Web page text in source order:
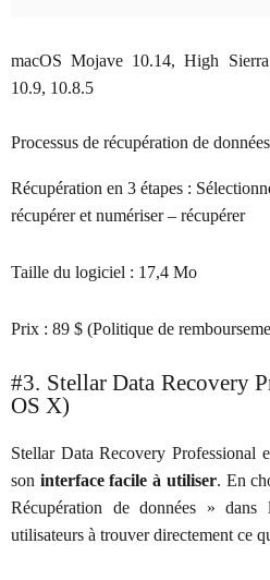
macOS Mojave 10.14, High
10.9, 10.8.5
Processus de récupération de données
Récupération en 3 étapes :
récupérer et numériser – récupérer
Taille du logiciel : 17,4 Mo
Prix : 89 $ (Politique de
#3. Stellar Data Recovery
OS X)
Stellar Data Recovery Professional
son interface facile à utiliser. En
Récupération de données » dans
utilisateurs à trouver directement ce